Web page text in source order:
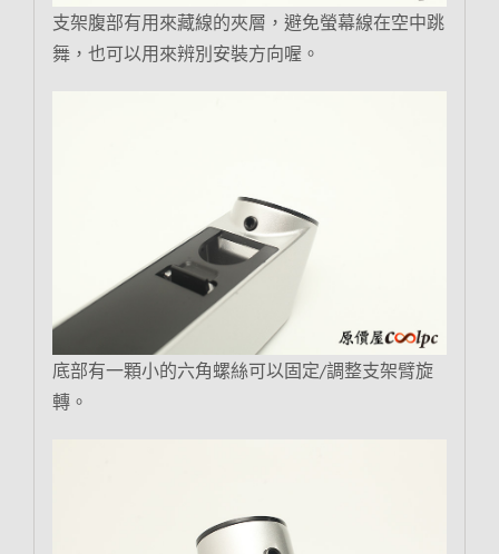
支架腹部有用來藏線的夾層，避免螢幕線在空中跳
舞，也可以用來辨別安裝方向喔。
底部有一顆小的六角螺絲可以固定/調整支架臂旋
轉。